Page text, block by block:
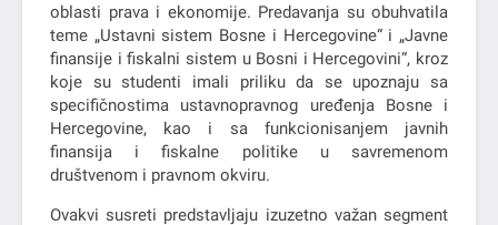
oblasti prava i ekonomije. Predavanja su obuhvatila
teme „Ustavni sistem Bosne i Hercegovine“ i „Javne
finansije i fiskalni sistem u Bosni i Hercegovini“, kroz
koje su studenti imali priliku da se upoznaju sa
specifičnostima ustavnopravnog uređenja Bosne i
Hercegovine, kao i sa funkcionisanjem javnih
finansija i fiskalne politike u savremenom
društvenom i pravnom okviru.
Ovakvi susreti predstavljaju izuzetno važan segment